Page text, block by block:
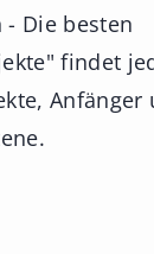
- Die besten
findet
Anfänger